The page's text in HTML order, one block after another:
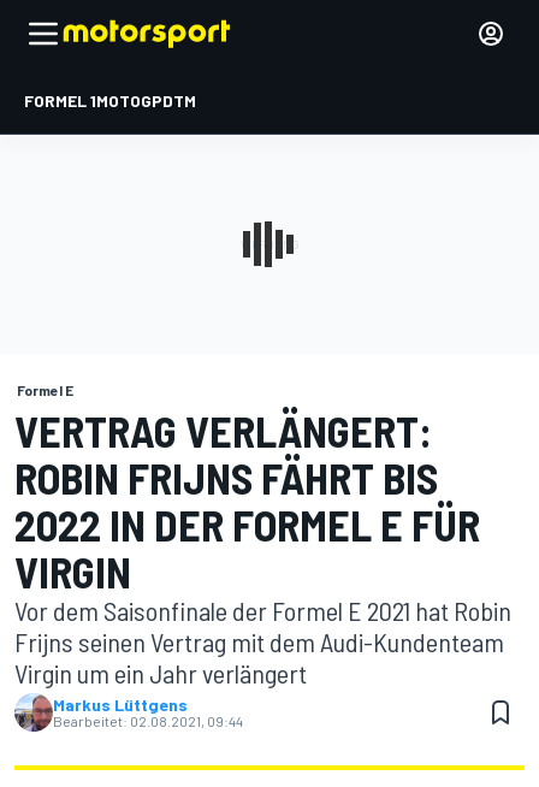
FORMEL 1MOTOGPDTM
Formel E
VERTRAG VERLÄNGERT:
ROBIN FRIJNS FÄHRT BIS
2022 IN DER FORMEL E FÜR
VIRGIN
Vor dem Saisonfinale der Formel E 2021 hat Robin
Frijns seinen Vertrag mit dem Audi-Kundenteam
Virgin um ein Jahr verlängert
Markus Lüttgens
Bearbeitet: 02.08.2021, 09:44